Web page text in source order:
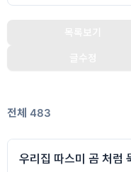
전체 483
우리집 따스미 곰 처럼